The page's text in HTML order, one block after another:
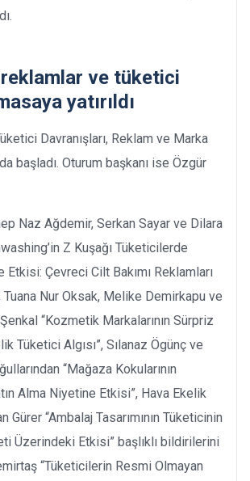
reklamlar ve tüketici
yatırıldı
Davranışları, Reklam ve Marka
başladı. Oturum başkanı ise Özgür
Naz Ağdemir, Serkan Sayar ve Dilara
Z Kuşağı Tüketicilerde
Etkisi: Çevreci Cilt Bakımı Reklamları
Nur Oksak, Melike Demirkapu ve
“Kozmetik Markalarının Sürpriz
Tüketici Algısı”, Sılanaz Ögünç ve
“Mağaza Kokularının
Alma Niyetine Etkisi”, Hava Ekelik
Gürer “Ambalaj Tasarımının Tüketicinin
Üzerindeki Etkisi” başlıklı bildirilerini
“Tüketicilerin Resmi Olmayan